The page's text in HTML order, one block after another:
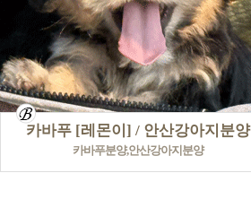
카바푸 [레몬이] / 안산강아지분양
카바푸분양,안산강아지분양